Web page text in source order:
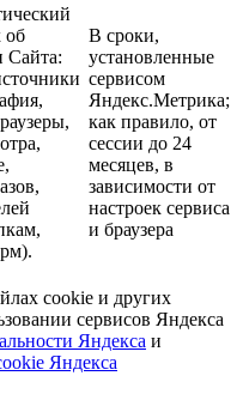
об
Сайта:
В сроки,
установленные
сервисом
Яндекс.Метрика;
как правило, от
сессии до 24
месяцев, в
зависимости от
настроек сервиса
и браузера
cookie и других
сервисов Яндекса
Яндекса и
Яндекса